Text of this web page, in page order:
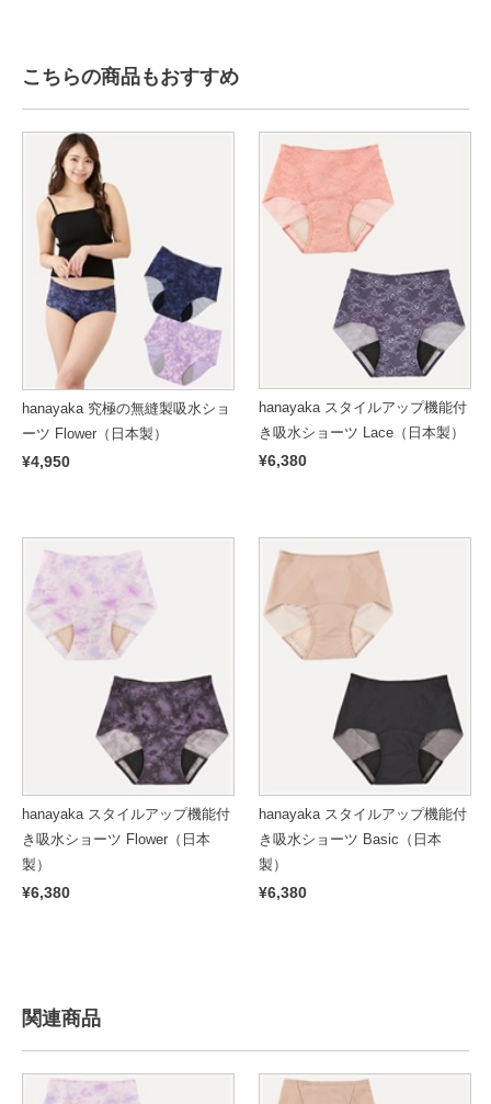
こちらの商品もおすすめ
hanayaka 究極の無縫製吸水ショ
ーツ Flower（日本製）
¥4,950
hanayaka スタイルアップ機能付
き吸水ショーツ Lace（日本製）
¥6,380
hanayaka スタイルアップ機能付
き吸水ショーツ Flower（日本
製）
¥6,380
hanayaka スタイルアップ機能付
き吸水ショーツ Basic（日本
製）
¥6,380
関連商品